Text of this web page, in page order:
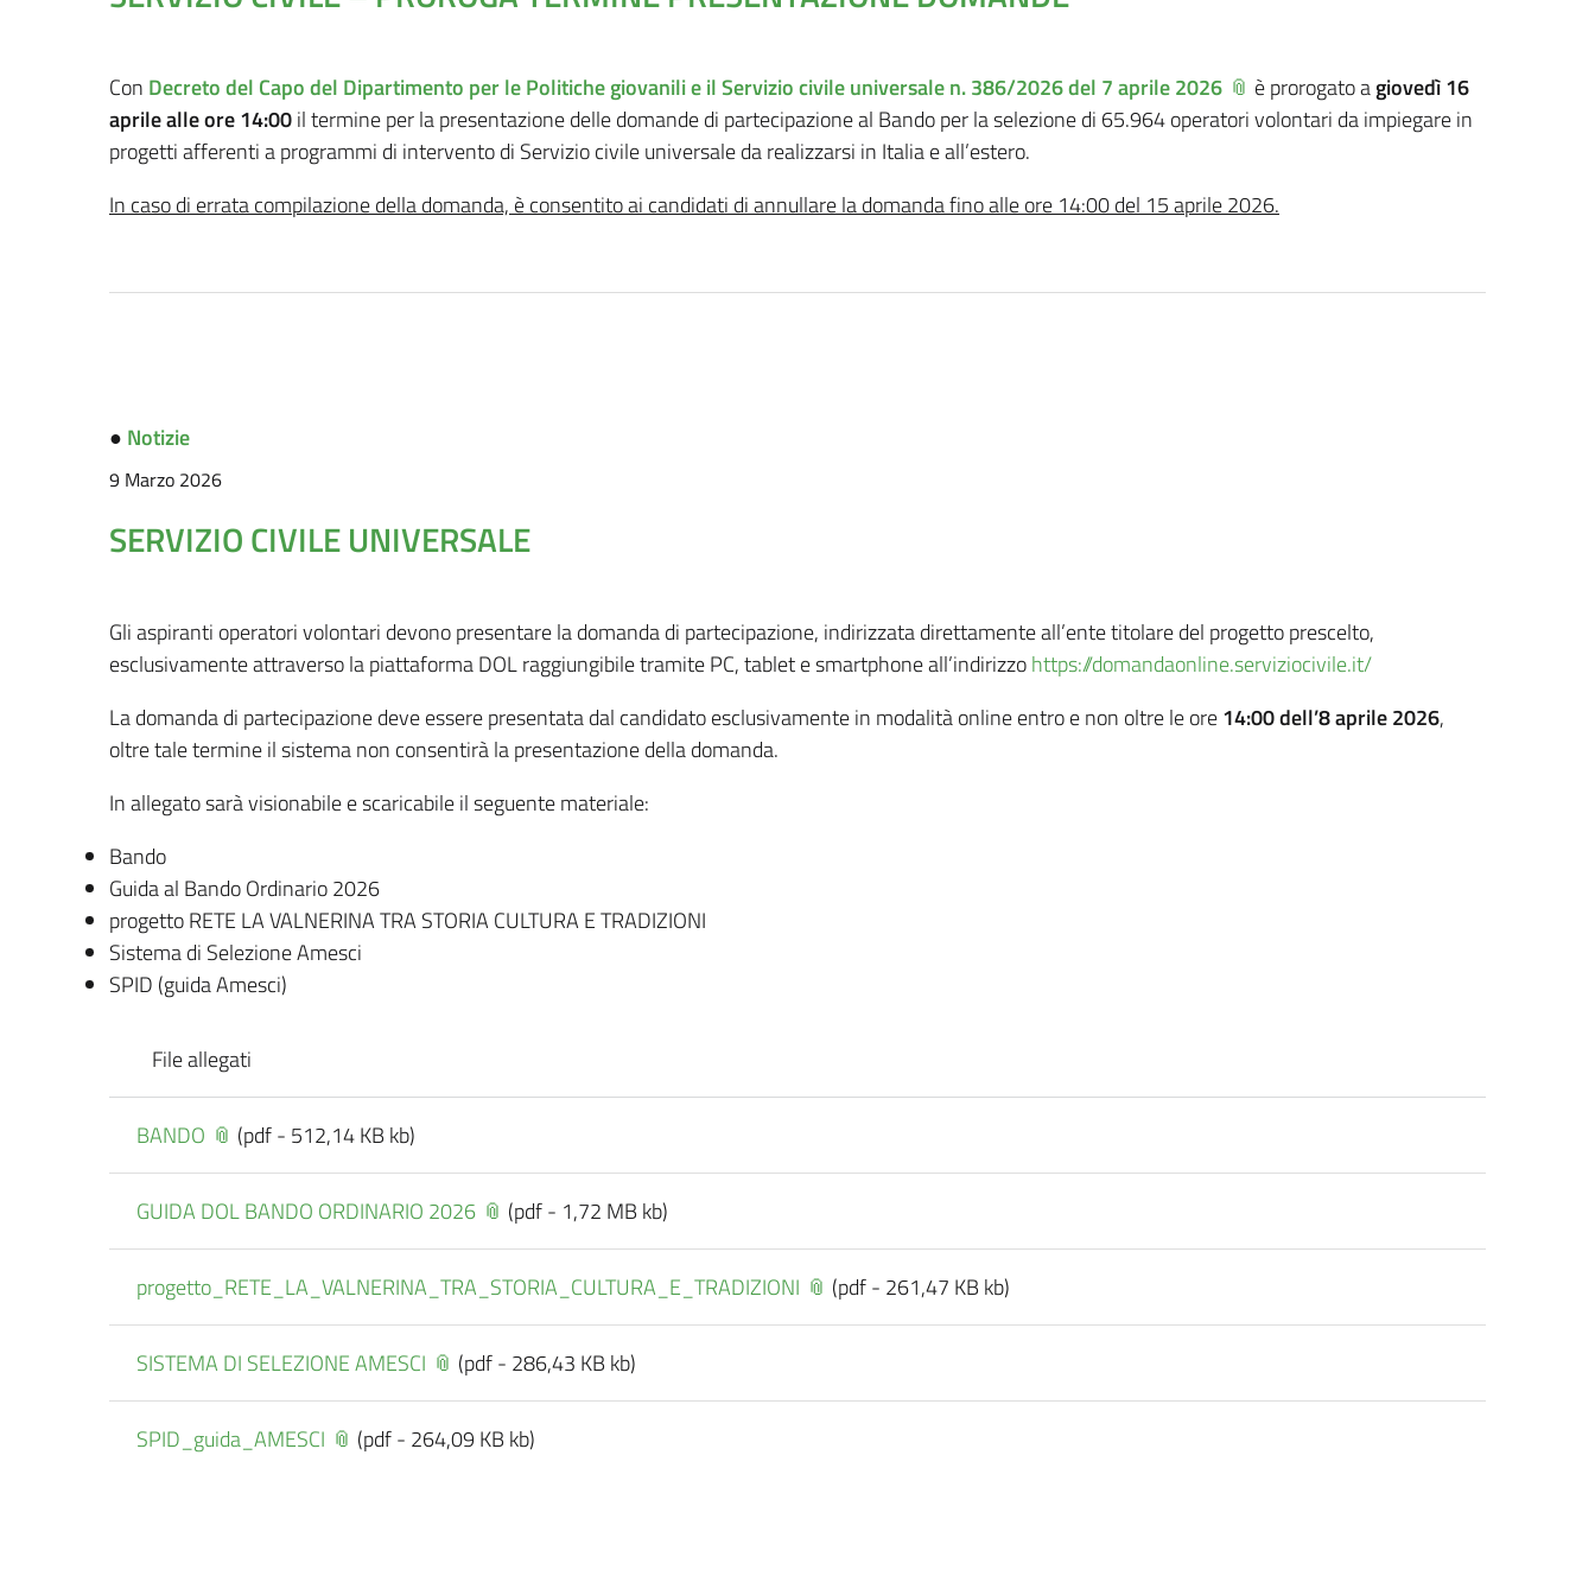
Con Decreto del Capo del Dipartimento per le Politiche giovanili e il Servizio civile universale n. 386/2026 del 7 aprile 2026 è prorogato agiovedì 16
aprile alle ore 14:00il termine per la presentazione delle domande di partecipazione al Bando per la selezione di 65.964 operatori volontari da impiegare in
progetti afferenti a programmi di intervento di Servizio civile universale da realizzarsi in Italia e all’estero.
In caso di errata compilazione della domanda, è consentito ai candidati di annullare la domanda fino alle ore 14:00 del 15 aprile 2026.
● Notizie
9 Marzo 2026
SERVIZIO CIVILE UNIVERSALE
Gli aspiranti operatori volontari devono presentare la domanda di partecipazione, indirizzata direttamente all’ente titolare del progetto prescelto,
esclusivamente attraverso la piattaforma DOL raggiungibile tramite PC, tablet e smartphone all’indirizzohttps://domandaonline.serviziocivile.it/
La domanda di partecipazione deve essere presentata dal candidato esclusivamente in modalità online entro e non oltre le ore14:00dell’8 aprile 2026,
oltre tale termine il sistema non consentirà la presentazione della domanda.
In allegato sarà visionabile e scaricabile il seguente materiale:
Bando
Guida al Bando Ordinario 2026
progetto RETE LA VALNERINA TRA STORIA CULTURA E TRADIZIONI
Sistema di Selezione Amesci
SPID (guida Amesci)
File allegati
BANDO (pdf - 512,14 KB kb)
GUIDA DOL BANDO ORDINARIO 2026 (pdf - 1,72 MB kb)
progetto_RETE_LA_VALNERINA_TRA_STORIA_CULTURA_E_TRADIZIONI (pdf - 261,47 KB kb)
SISTEMA DI SELEZIONE AMESCI (pdf - 286,43 KB kb)
SPID_guida_AMESCI (pdf - 264,09 KB kb)